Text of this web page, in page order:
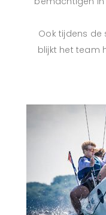
Ook tijdens de
blijkt het team